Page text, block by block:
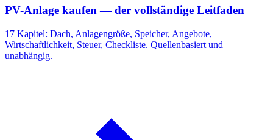
PV-Anlage kaufen — der vollständige Leitfaden
17 Kapitel: Dach, Anlagengröße, Speicher, Angebote,
Wirtschaftlichkeit, Steuer, Checkliste. Quellenbasiert und
unabhängig.